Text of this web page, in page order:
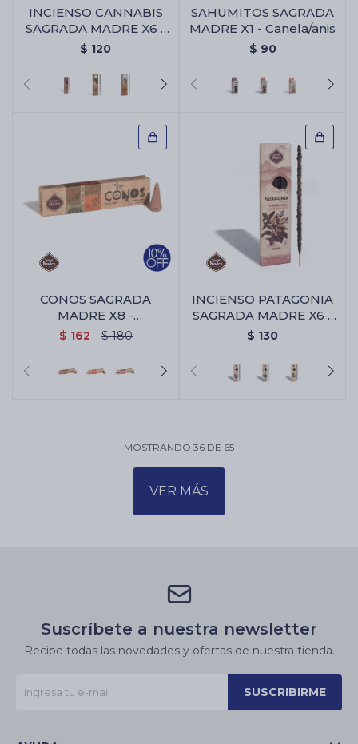
INCIENSO CANNABIS
SAGRADA MADRE X6 -
Purple Hindu Kush
$ 120
SAHUMITOS SAGRADA
MADRE X1 - Canela/anis
$ 90
CONOS SAGRADA
MADRE X8 -
Sandalo/yagra
$ 162 $ 180
INCIENSO PATAGONIA
SAGRADA MADRE X6 -
Algaborra/vainilla
$ 130
MOSTRANDO 36 DE 65
VER MÁS
Suscríbete a nuestra newsletter
Recibe todas las novedades y ofertas de nuestra tienda.
SUSCRIBIRME